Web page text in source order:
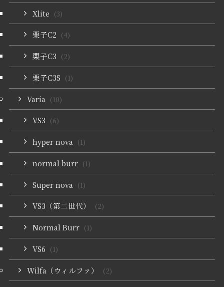
Xlite (3)
栗子C2 (4)
栗子C3 (2)
栗子C3S (1)
Varia (10)
VS3 (6)
hyper nova (1)
normal burr (1)
Super nova (1)
VS3（第二世代） (2)
Normal Burr (1)
VS6 (1)
Wilfa（ウィルファ） (2)